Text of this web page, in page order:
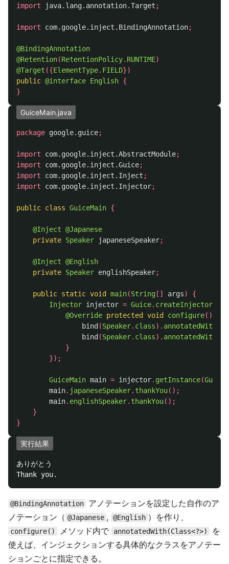
import
java.lang.annotation.Target ;
import com.google.inject.BindingAnnotation;
@BindingAnnotation
@Retention(RetentionPolicy. RUNTIME)
@Target ({ElementType. FIELD})
public @interface English {
}
GuiceMain.java
package google.guice;
import com.google.inject.AbstractModule;
import
com.google.inject.Guice;
import
com.google.inject.Inject ;
import
com.google.inject.Injector;
public class GuiceMain {
@Inject @Japanese
private Speaker japaneseSpeaker;
@Inject @English
private Speaker englishSpeaker;
public static void main(String [] args)
{
Injector injector = Guice. createInjector
@Override protected void configure()
bind (Speaker. class). annotatedWith
bind (Speaker. class). annotatedWith
}
});
GuiceMain main = injector. getInstance(
main. japaneseSpeaker. thankYou();
main. englishSpeaker. thankYou();
}
}
実行結果
ありがとう
@BindingAnnotation
アノテーションを設定した自作のア
ノテーション（ @Japanese , @English ）を作り、
configure() メソッド内で annotatedWith(Class<?>)
を
使えば、インジェクションする具体的なクラスをアノテー
ションごとに指定できる。